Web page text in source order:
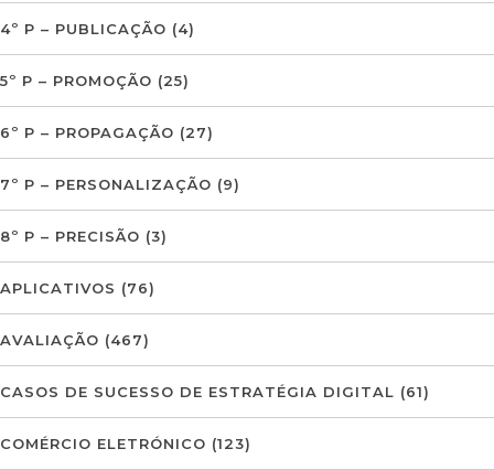
4º P – PUBLICAÇÃO (4)
5º P – PROMOÇÃO (25)
6º P – PROPAGAÇÃO (27)
7º P – PERSONALIZAÇÃO (9)
8º P – PRECISÃO (3)
APLICATIVOS (76)
AVALIAÇÃO (467)
CASOS DE SUCESSO DE ESTRATÉGIA DIGITAL (61)
COMÉRCIO ELETRÓNICO (123)